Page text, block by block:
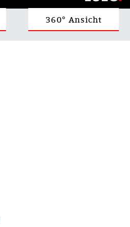
360° Ansicht